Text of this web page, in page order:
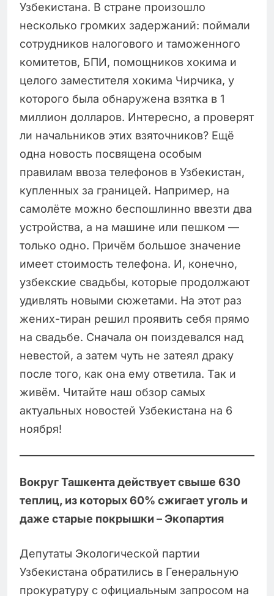
Узбекистана. В стране произошло
несколько громких задержаний: поймали
сотрудников налогового и таможенного
комитетов, БПИ, помощников хокима и
целого заместителя хокима Чирчика, у
которого была обнаружена взятка в 1
миллион долларов. Интересно, а проверят
ли начальников этих взяточников? Ещё
одна новость посвящена особым
правилам ввоза телефонов в Узбекистан,
купленных за границей. Например, на
самолёте можно беспошлинно ввезти два
устройства, а на машине или пешком —
только одно. Причём большое значение
имеет стоимость телефона. И, конечно,
узбекские свадьбы, которые продолжают
удивлять новыми сюжетами. На этот раз
жених-тиран решил проявить себя прямо
на свадьбе. Сначала он поиздевался над
невестой, а затем чуть не затеял драку
после того, как она ему ответила. Так и
живём. Читайте наш обзор самых
актуальных новостей Узбекистана на 6
ноября!
Вокруг Ташкента действует свыше 630
теплиц, из которых 60% сжигает уголь и
даже старые покрышки – Экопартия
Депутаты Экологической партии
Узбекистана обратились в Генеральную
прокуратуру с официальным запросом на